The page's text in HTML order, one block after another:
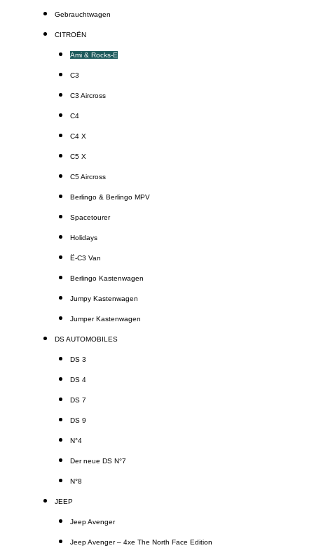
Gebrauchtwagen
CITROËN
Ami & Rocks-E
C3
C3 Aircross
C4
C4 X
C5 X
C5 Aircross
Berlingo & Berlingo MPV
Spacetourer
Holidays
Ë-C3 Van
Berlingo Kastenwagen
Jumpy Kastenwagen
Jumper Kastenwagen
DS AUTOMOBILES
DS 3
DS 4
DS 7
DS 9
N°4
Der neue DS N°7
N°8
JEEP
Jeep Avenger
Jeep Avenger – 4xe The North Face Edition